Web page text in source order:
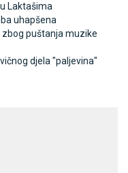
Laktašima
uhapšena
zbog puštanja muzike
djela "paljevina"